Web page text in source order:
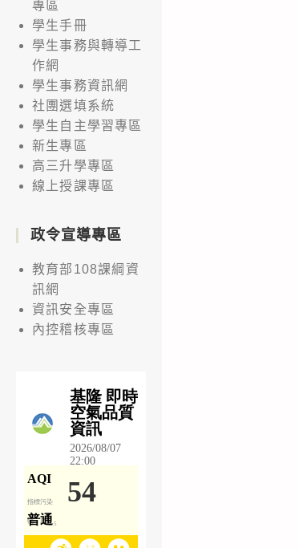
專區
學生手冊
學生事務與轉導工
作網
學生事務資訊網
社團選填系統
學生自主學習專區
新生專區
高三升學專區
線上授課專區
政令宣導專區
教育部108課綱資
訊網
資訊安全專區
內控稽核專區